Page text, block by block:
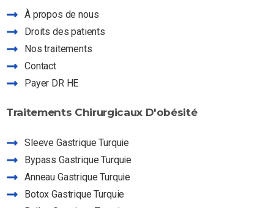
À propos de nous
Droits des patients
Nos traitements
Contact
Payer DR HE
Traitements Chirurgicaux D'obésité
Sleeve Gastrique Turquie
Bypass Gastrique Turquie
Anneau Gastrique Turquie
Botox Gastrique Turquie
Assistant Dr HE